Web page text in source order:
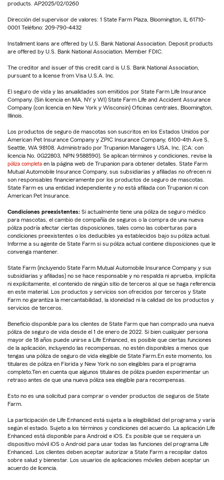
products. AP2025/02/0260
Dirección del supervisor de valores: 1 State Farm Plaza, Bloomington, IL 61710-
0001 Teléfono: 209-790-4432
Installment loans are offered by U.S. Bank National Association. Deposit products
are offered by U.S. Bank National Association. Member FDIC.
The creditor and issuer of this credit card is U.S. Bank National Association,
pursuant to a license from Visa U.S.A. Inc.
El seguro de vida y las anualidades son emitidos por State Farm Life Insurance
Company. (Sin licencia en MA, NY y WI) State Farm Life and Accident Assurance
Company (con licencia en New York y Wisconsin) Oficinas centrales, Bloomington,
Illinois.
Los productos de seguro de mascotas son suscritos en los Estados Unidos por
American Pet Insurance Company y ZPIC Insurance Company, 6100-4th Ave S,
Seattle, WA 98108. Administrado por Trupanion Managers USA, Inc. (CA: con
licencia No. 0G22803, NPN 9588590). Se aplican términos y condiciones, revise la
póliza completa en la página web de Trupanion para obtener detalles. State Farm
Mutual Automobile Insurance Company, sus subsidiarias y afiliadas no ofrecen ni
son responsables financieramente por los productos de seguro de mascotas.
State Farm es una entidad independiente y no está afiliada con Trupanion ni con
American Pet Insurance.
Condiciones preexistentes: Si actualmente tiene una póliza de seguro médico
para mascotas, el cambio de compañía de seguros o la compra de una nueva
póliza podría afectar ciertas disposiciones, tales como las coberturas para
condiciones preexistentes o los deducibles ya establecidos bajo su póliza actual.
Informe a su agente de State Farm si su póliza actual contiene disposiciones que le
convenga mantener.
State Farm (incluyendo State Farm Mutual Automobile Insurance Company y sus
subsidiarias y afiliadas) no se hace responsable y no respalda ni aprueba, implícita
ni explícitamente, el contenido de ningún sitio de terceros al que se haga referencia
en este material. Los productos y servicios son ofrecidos por terceros y State
Farm no garantiza la mercantabilidad, la idoneidad ni la calidad de los productos y
servicios de terceros.
Beneficio disponible para los clientes de State Farm que han comprado una nueva
póliza de seguro de vida desde el 1 de enero de 2022. Si bien cualquier persona
mayor de 18 años puede unirse a Life Enhanced, es posible que ciertas funciones
de la aplicación, incluyendo las recompensas, no estén disponibles a menos que
tengas una póliza de seguro de vida elegible de State Farm.En este momento, los
titulares de póliza en Florida y New York no son elegibles para el programa
completo.Ten en cuenta que algunos titulares de póliza pueden experimentar un
retraso antes de que una nueva póliza sea elegible para recompensas.
Esto no es una solicitud para comprar o vender productos de seguros de State
Farm.
La participación de Life Enhanced está sujeta a la elegibilidad del programa y varía
según el estado. Sujeto a los términos y condiciones del acuerdo. La aplicación Life
Enhanced está disponible para Android e iOS. Es posible que se requiera un
dispositivo móvil iOS o Android para usar todas las funciones del programa Life
Enhanced. Los clientes deben aceptar autorizar a State Farm a recopilar datos
sobre salud y bienestar. Los usuarios de aplicaciones móviles deben aceptar un
acuerdo de licencia.